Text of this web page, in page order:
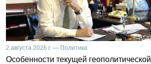
2 августа 2026 г. — Политика
Особенности текущей геополитической